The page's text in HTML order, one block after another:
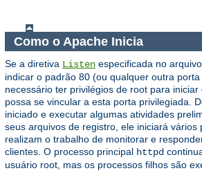
Como o Apache Inicia
Se a diretiva Listen especificada no
indicar o padrão 80 (ou qualquer outra
necessário ter privilégios de root para
possa se vincular a esta porta privilegiada.
iniciado e executar algumas atividades
seus arquivos de registro, ele iniciará vários
realizam o trabalho de monitorar e
clientes. O processo principal httpd
usuário root, mas os processos filhos são